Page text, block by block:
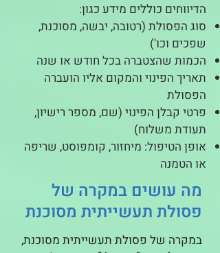
הדיווחים כוללים מידע כגון:
סוג הפסולת (רטובה, יבשה, מסוכנת,
שפכים וכו')
הכמות שהצטברה בכל חודש או שנה
תאריך הפינוי והמקום אליו הועברה
הפסולת
פרטי קבלן הפינוי (שם, מספר רישיון,
תעודת משלוח)
אופן הטיפול: מיחזור, קומפוסט, שריפה
או הטמנה
מה עושים במקרה של
פסולת תעשייתית מסוכנת
במקרה של פסולת תעשייתית מסוכנת,